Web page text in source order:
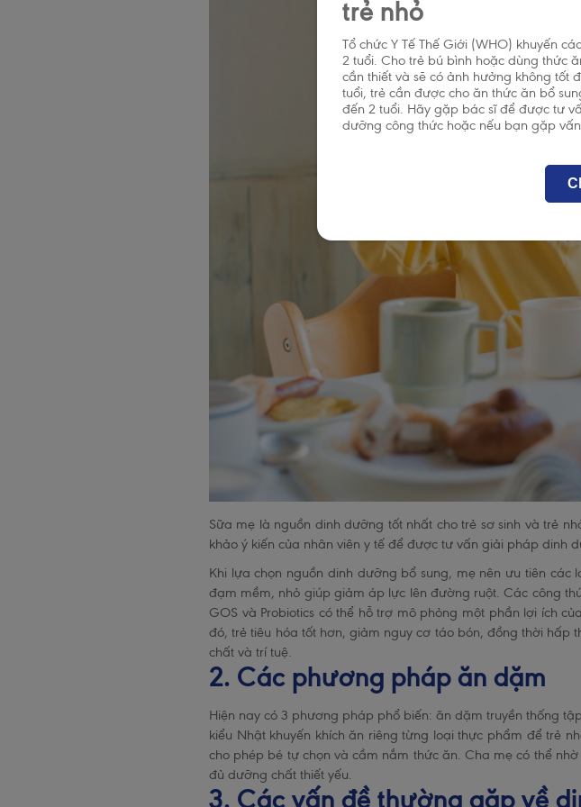
Sữa mẹ là nguồn dinh dưỡng tốt nhất cho trẻ sơ sinh và trẻ
khảo ý kiến của nhân viên y tế để được tư vấn giải pháp dinh
Khi lựa chọn nguồn dinh dưỡng bổ sung, mẹ nên ưu tiên
đạm mềm, nhỏ giúp giảm áp lực lên đường ruột. Các công
GOS và Probiotics có thể hỗ trợ mô phỏng một phần lợi ích
đó, trẻ tiêu hóa tốt hơn, giảm nguy cơ táo bón, đồng thời hấp
chất và trí tuệ.
2. Các phương pháp ăn dặm
Hiện nay có 3 phương pháp phổ biến: ăn dặm truyền thống
kiểu Nhật khuyến khích ăn riêng từng loại thực phẩm để trẻ
cho phép bé tự chọn và cầm nắm thức ăn. Cha mẹ có thể
đủ dưỡng chất thiết yếu.
trẻ nhỏ
Tổ chức Y Tế Thế Giới (WHO) khuyến
2 tuổi. Cho trẻ bú bình hoặc dùng thức
cần thiết và sẽ có ảnh hưởng không tốt
tuổi, trẻ cần được cho ăn thức ăn bổ
đến 2 tuổi. Hãy gặp bác sĩ để được tư
dưỡng công thức hoặc nếu bạn gặp